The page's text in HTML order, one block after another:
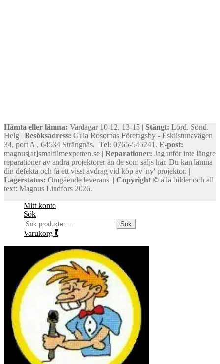
Hämta eller lämna: Vardagar 10-12, 13-15 | Stängt: Lörd, Sönd,
Helg | Besöksadress: Gula Rosornas Företagsby - Eskilstunavägen
34, port A , 64534 Strängnäs. Tel: 0765-545241. E-post:
magnus[at]smalfilmexperten.se | Reparationer: Jag utför inte längre
reparationer av andra projektorer än de som säljs här. Du kan lämna
din defekta och få ett visst avdrag vid köp av 'ny' projektor. |
Lagerstatus: Omgående leverans. | Copyright © alla bilder och all
text: Magnus Lindfors 2026.
Mitt konto
Sök
Sök
efter:
Sök
Varukorg 0